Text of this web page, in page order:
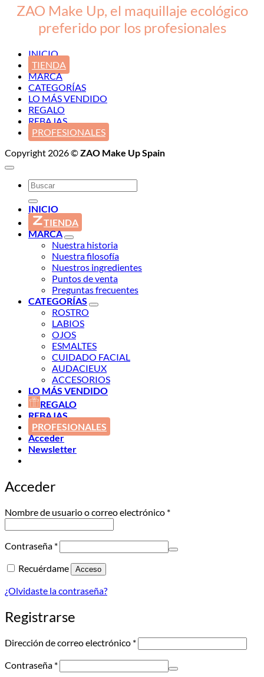
aporta
realmente
a
qué
no
atrás?
ZAO Make Up, el maquillaje ecológico
preferido por los profesionales
INICIO
TIENDA
MARCA
CATEGORÍAS
LO MÁS VENDIDO
REGALO
REBAJAS
PROFESIONALES
Copyright 2026 ©ZAO Make Up Spain
Buscar
por:
INICIO
TIENDA
MARCA
Nuestra historia
Nuestra filosofía
Nuestros ingredientes
Puntos de venta
Preguntas frecuentes
CATEGORÍAS
ROSTRO
LABIOS
OJOS
ESMALTES
CUIDADO FACIAL
AUDACIEUX
ACCESORIOS
LO MÁS VENDIDO
REGALO
REBAJAS
PROFESIONALES
Acceder
Newsletter
Acceder
Nombre de usuario o correo electrónico *Obligatorio
Contraseña *Obligatorio
Recuérdame Acceso
¿Olvidaste la contraseña?
Registrarse
Dirección de correo electrónico *Obligatorio
Contraseña *Obligatorio